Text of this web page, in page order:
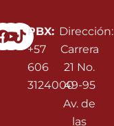
Facebook
Youtube
PBX:
+57
606
3124000
Dirección:
Carrera
21 No.
49-95
Av. de
las